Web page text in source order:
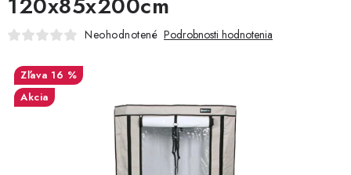
SEMENÁ
TOTÁLNY VÝPREDAJ
50% ZĽAVA NA SEMENÁ
Neohodnotené Podrobnosti hodnotenia
16 %
Akcia